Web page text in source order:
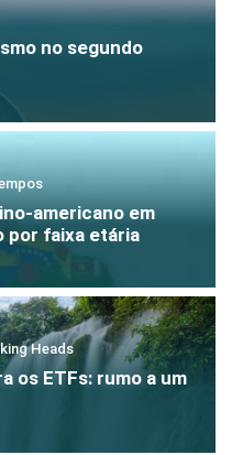
no segundo
americano em
por faixa etária
Heads
os ETFs: rumo a um